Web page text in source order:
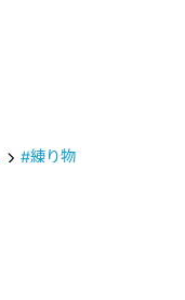
#練り物